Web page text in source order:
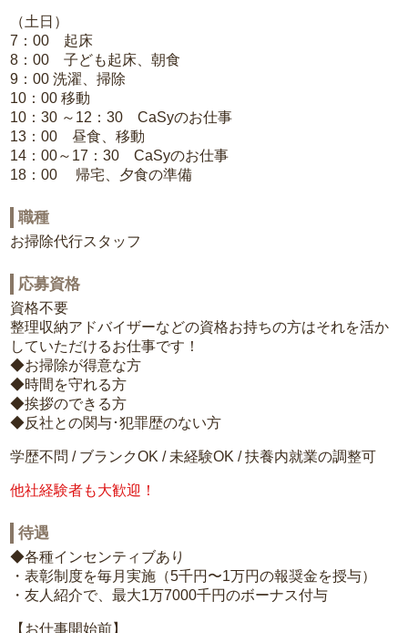
（土日）
7：00 起床
8：00 子ども起床、朝食
9：00 洗濯、掃除
10：00 移動
10：30 ～12：30 CaSyのお仕事
13：00 昼食、移動
14：00～17：30 CaSyのお仕事
18：00 帰宅、夕食の準備
職種
お掃除代行スタッフ
応募資格
資格不要
整理収納アドバイザーなどの資格お持ちの方はそれを活か
していただけるお仕事です！
◆お掃除が得意な方
◆時間を守れる方
◆挨拶のできる方
◆反社との関与･犯罪歴のない方
学歴不問 / ブランクOK / 未経験OK / 扶養内就業の調整可
他社経験者も大歓迎！
待遇
◆各種インセンティブあり
・表彰制度を毎月実施（5千円〜1万円の報奨金を授与）
・友人紹介で、最大1万7000千円のボーナス付与
【お仕事開始前】